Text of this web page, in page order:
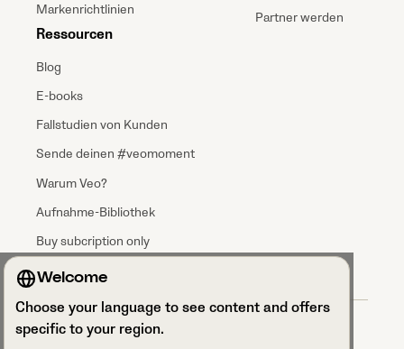
Welcome
Choose your language to see content and offers
specific to your region.
Markenrichtlinien
Ressourcen
Blog
E-books
Fallstudien von Kunden
Sende deinen #veomoment
Warum Veo?
Aufnahme-Bibliothek
Buy subcription only
Partner werden
Allgemeine Geschäftsbedingungen (AGBs)
Vereinbarung zur Datenverarbeitung